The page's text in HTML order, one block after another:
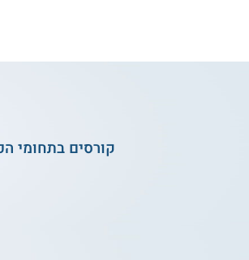
קורסים בתחומי